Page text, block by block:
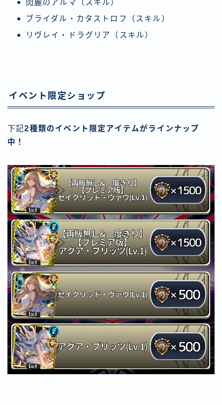
閃麗のアルマ（スキル）
ブライダル・カタストロフ（スキル）
リヴレイ・ドラグリア（スキル）
イベント限定ショップ
下記2種類のイベント限定アイテムがラインナップ
中！